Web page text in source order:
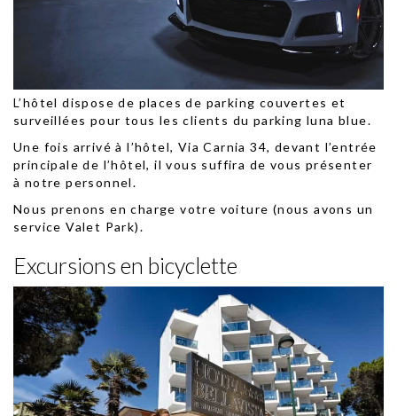
L’hôtel dispose de places de parking couvertes et
surveillées pour tous les clients du parking luna blue.
Une fois arrivé à l’hôtel, Via Carnia 34, devant l’entrée
principale de l’hôtel, il vous suffira de vous présenter
à notre personnel.
Nous prenons en charge votre voiture (nous avons un
service Valet Park).
Excursions en bicyclette